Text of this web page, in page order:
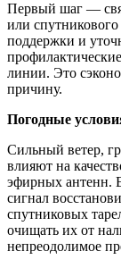
Первый шаг —
или
поддержки и
линии. Это
причину.
Погодные
Сильный ветер,
влияют на
эфирных антенн.
сигнал
спутниковых
очищать их от
непреодолимое